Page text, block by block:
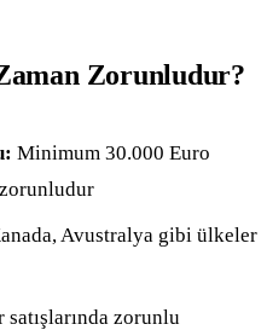
Zorunludur?
Minimum 30.000 Euro
Avustralya gibi ülkeler
satışlarında zorunlu